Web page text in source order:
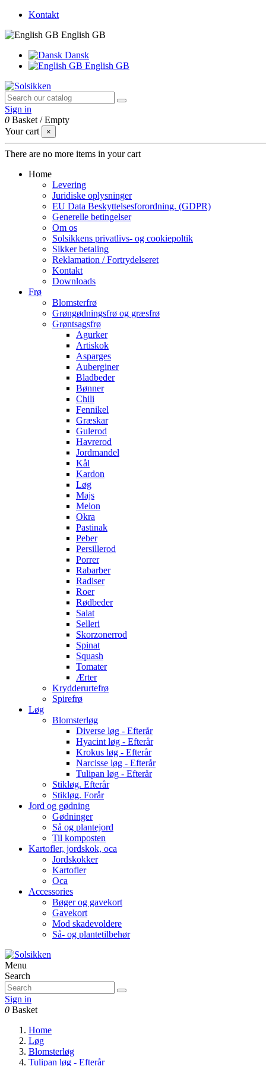
Kontakt
English GB
Dansk
English GB
Sign in
0 Basket /Empty
Your cart
×
There are no more items in your cart
Home
Levering
Juridiske oplysninger
EU Data Beskyttelsesforordning. (GDPR)
Generelle betingelser
Om os
Solsikkens privatlivs- og cookiepoltik
Sikker betaling
Reklamation / Fortrydelseret
Kontakt
Downloads
Frø
Blomsterfrø
Grøngødningsfrø og græsfrø
Grøntsagsfrø
Agurker
Artiskok
Asparges
Auberginer
Bladbeder
Bønner
Chili
Fennikel
Græskar
Gulerod
Havrerod
Jordmandel
Kål
Kardon
Løg
Majs
Melon
Okra
Pastinak
Peber
Persillerod
Porrer
Rabarber
Radiser
Roer
Rødbeder
Salat
Selleri
Skorzonerrod
Spinat
Squash
Tomater
Ærter
Krydderurtefrø
Spirefrø
Løg
Blomsterløg
Diverse løg - Efterår
Hyacint løg - Efterår
Krokus løg - Efterår
Narcisse løg - Efterår
Tulipan løg - Efterår
Stikløg. Efterår
Stikløg. Forår
Jord og gødning
Gødninger
Så og plantejord
Til komposten
Kartofler, jordskok, oca
Jordskokker
Kartofler
Oca
Accessories
Bøger og gavekort
Gavekort
Mod skadevoldere
Så- og plantetilbehør
Menu
Search
Sign in
0 Basket
Home
Løg
Blomsterløg
Tulipan løg - Efterår